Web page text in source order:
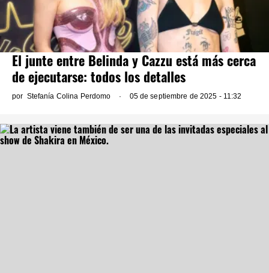
El junte entre Belinda y Cazzu está más cerca
de ejecutarse: todos los detalles
por Stefanía Colina Perdomo 05 de septiembre de 2025 - 11:32